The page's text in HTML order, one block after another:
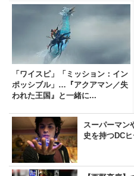
「ワイスピ」「ミッション：イン
ポッシブル」…『アクアマン／失
われた王国』と一緒に...
スーパーマン
史を持つDC